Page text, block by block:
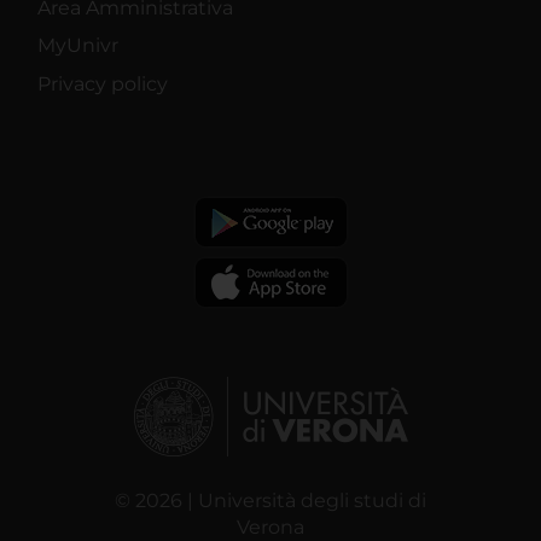
Area Amministrativa
MyUnivr
Privacy policy
© 2026 | Università degli studi di
Verona